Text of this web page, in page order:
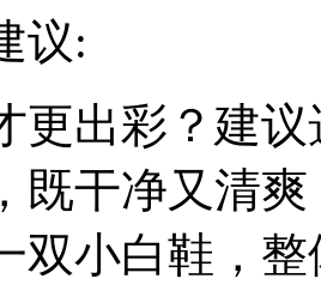
议:
更出彩？建
既干净又清
双小白鞋，